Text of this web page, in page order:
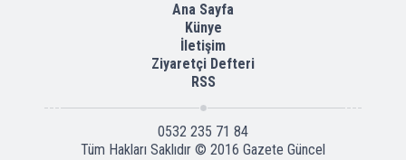
Ana Sayfa
Künye
İletişim
Ziyaretçi Defteri
RSS
0532 235 71 84
Tüm Hakları Saklıdır © 2016 Gazete Güncel